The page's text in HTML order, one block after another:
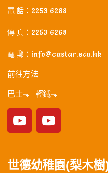
電 話：2253 6288
傳 真：2253 6268
電 郵：info@castar.edu.hk
前往方法
巴士⬎ 輕鐵⬎
世德幼稚園(梨木樹)